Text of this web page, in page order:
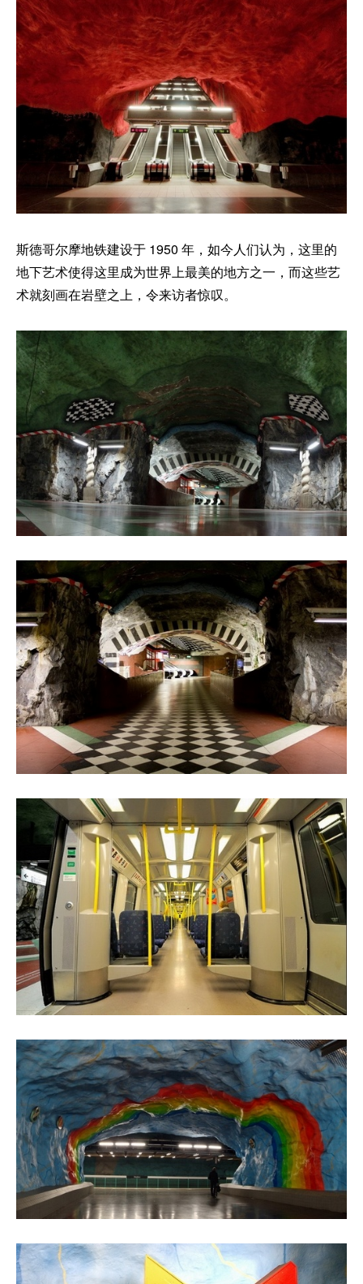
斯德哥尔摩地铁建设于 1950 年，如今人们认为，这里的
地下艺术使得这里成为世界上最美的地方之一，而这些艺
术就刻画在岩壁之上，令来访者惊叹。